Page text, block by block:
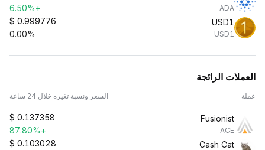
ADA
+6.50%
USD1
USD1
$ 0.999776
0.00%
العملات الرائجة
عملة السعر ونسبة تغيره خلال 24 ساعة
Fusionist
ACE
$ 0.137358
+87.80%
Cash Cat
$ 0.103028